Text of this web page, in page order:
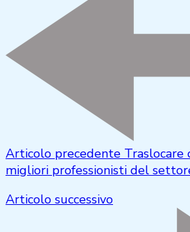
Articolo precedente Traslocare
migliori professionisti del
Articolo successivo